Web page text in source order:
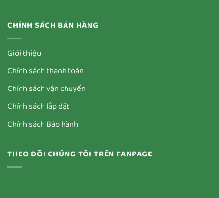
CHÍNH SÁCH BÁN HÀNG
Giới thiệu
Chính sách thanh toán
Chính sách vận chuyển
Chính sách lắp đặt
Chính sách Bảo hành
THEO DÕI CHÚNG TÔI TRÊN FANPAGE